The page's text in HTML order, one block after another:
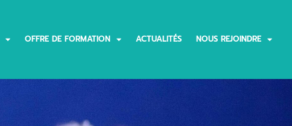
OFFRE DE FORMATION ACTUALITÉS NOUS REJOINDRE